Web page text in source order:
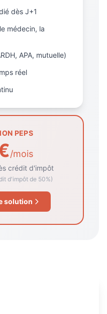
dès J+1
médecin, la
APA, mutuelle)
réel
PEPS
/mois
crédit d'impôt
d'impôt de 50%)
solution